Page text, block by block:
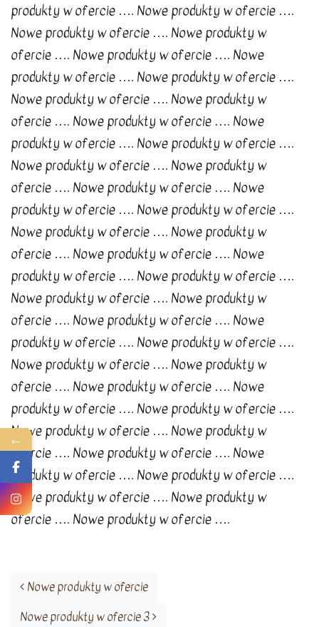
produkty w ofercie …. Nowe produkty w ofercie ….
Nowe produkty w ofercie …. Nowe produkty w
ofercie …. Nowe produkty w ofercie …. Nowe
produkty w ofercie …. Nowe produkty w ofercie ….
Nowe produkty w ofercie …. Nowe produkty w
ofercie …. Nowe produkty w ofercie …. Nowe
produkty w ofercie …. Nowe produkty w ofercie ….
Nowe produkty w ofercie …. Nowe produkty w
ofercie …. Nowe produkty w ofercie …. Nowe
produkty w ofercie …. Nowe produkty w ofercie ….
Nowe produkty w ofercie …. Nowe produkty w
ofercie …. Nowe produkty w ofercie …. Nowe
produkty w ofercie …. Nowe produkty w ofercie ….
Nowe produkty w ofercie …. Nowe produkty w
ofercie …. Nowe produkty w ofercie …. Nowe
produkty w ofercie …. Nowe produkty w ofercie ….
Nowe produkty w ofercie …. Nowe produkty w
ofercie …. Nowe produkty w ofercie …. Nowe
produkty w ofercie …. Nowe produkty w ofercie ….
Nowe produkty w ofercie …. Nowe produkty w
ofercie …. Nowe produkty w ofercie …. Nowe
produkty w ofercie …. Nowe produkty w ofercie ….
Nowe produkty w ofercie …. Nowe produkty w
ofercie …. Nowe produkty w ofercie ….
Nowe produkty w ofercie
Nowe produkty w ofercie 3
←